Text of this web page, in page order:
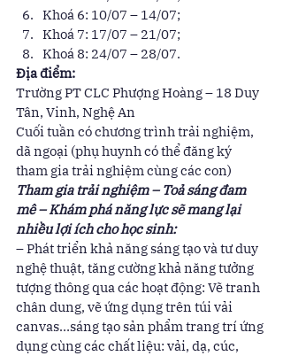
Khoá 6: 10/07 – 14/07;
Khoá 7: 17/07 – 21/07;
Khoá 8: 24/07 – 28/07.
Địa điểm:
Trường PT CLC Phượng Hoàng – 18 Duy
Tân, Vinh, Nghệ An
Cuối tuần có chương trình trải nghiệm,
dã ngoại (phụ huynh có thể đăng ký
tham gia trải nghiệm cùng các con)
Tham gia trải nghiệm – Toả sáng đam
mê – Khám phá năng lực sẽ mang lại
nhiều lợi ích cho học sinh:
– Phát triển khả năng sáng tạo và tư duy
nghệ thuật, tăng cường khả năng tưởng
tượng thông qua các hoạt động: Vẽ tranh
chân dung, vẽ ứng dụng trên túi vải
canvas…sáng tạo sản phẩm trang trí ứng
dụng cùng các chất liệu: vải, dạ, cúc,